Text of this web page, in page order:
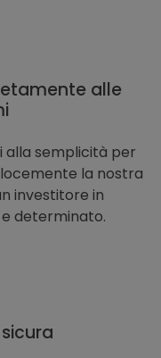
alle
semplicità per
la nostra
investitore in
determinato.